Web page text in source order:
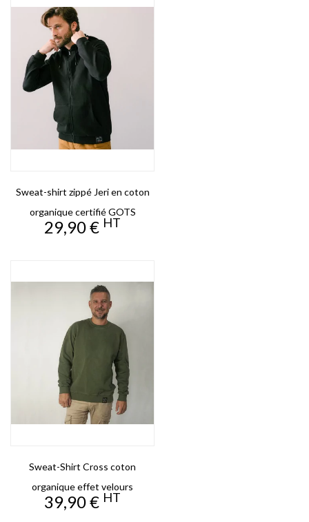
Sweat-shirt zippé Jeri en coton
organique certifié GOTS
Prix
29,90 € HT
Sweat-Shirt Cross coton
organique effet velours
Prix
39,90 € HT